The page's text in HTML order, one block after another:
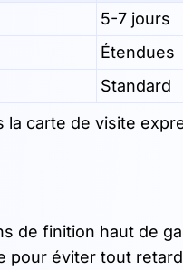
5-7 jours
Étendues
Standard
carte de visite
de finition haut de
pour éviter tout